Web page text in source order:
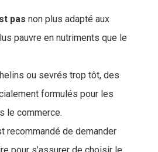
pas non plus adapté aux
pauvre en nutriments que le
ou sevrés trop tôt, des
formulés pour les
le commerce.
recommandé de demander